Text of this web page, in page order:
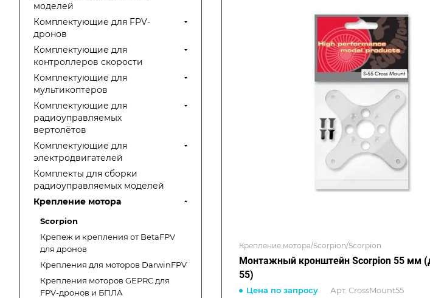
Крепление мотора/Scorpion/Scorpion
Монтажный кронштейн Scorpion 55 мм
55)
Цена по запросу Арт. CrossMount55
моделей
Комплектующие для FPV-
дронов
Комплектующие для
контроллеров скорости
Комплектующие для
мультикоптеров
Комплектующие для
радиоуправляемых
вертолётов
Комплектующие для
электродвигателей
Комплекты для сборки
радиоуправляемых моделей
Крепление мотора
Scorpion
Крепеж и крепления от BetaFPV
для дронов
Крепления для моторов DarwinFPV
Крепления моторов GEPRC для
FPV-дронов и БПЛА